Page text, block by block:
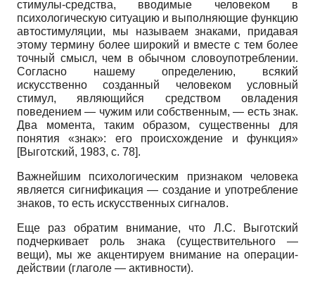
стимулы-средства, вводимые человеком в
психологическую ситуацию и выполняющие функцию
авто­стимуляции, мы называем знаками, придавая
этому термину более широкий и вместе с тем более
точный смысл, чем в обычном словоупотреблении.
Согласно нашему определению, всякий
искусственно созданный человеком условный
стимул, являющийся средством овладения
поведением — чужим или собственным, — есть знак.
Два момента, таким образом, существенны для
понятия «знак»: его происхождение и функция»
[Выготский, 1983, с. 78].
Важнейшим психологическим признаком человека
является сигнификация — создание и употребление
знаков, то есть искусственных сигналов.
Еще раз обратим внимание, что Л.С. Выготский
подчеркивает роль знака (существительного —
вещи), мы же акцентируем внимание на операции-
действии (глаголе — активности).